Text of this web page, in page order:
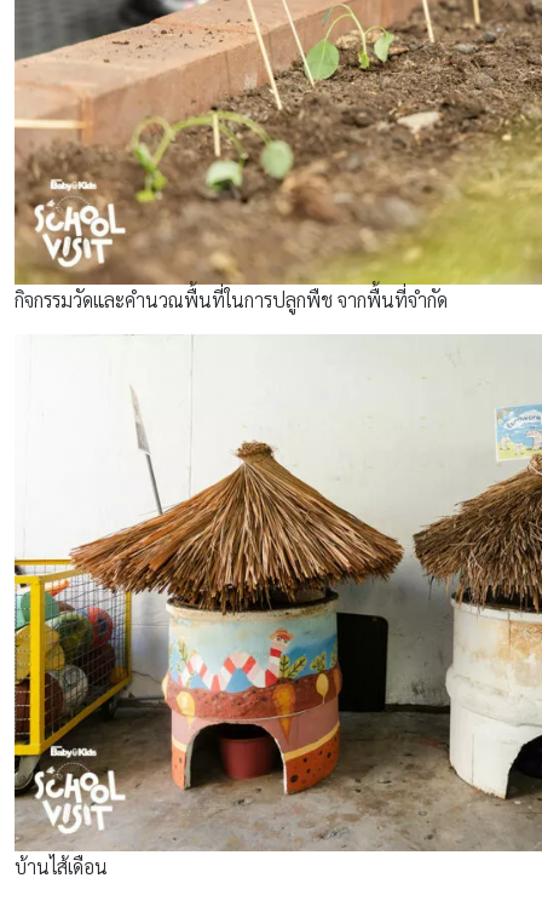
กิจกรรมวัดและคำนวณพื้นที่ในการปลูกพืช จากพื้นที่จำกัด
บ้านไส้เดือน